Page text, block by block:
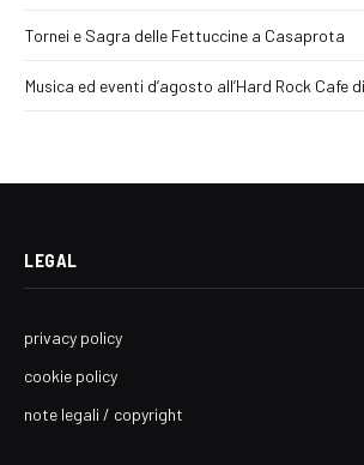
Tornei e Sagra delle Fettuccine a Casaprota
Musica ed eventi d’agosto all’Hard Rock Cafe
LEGAL
privacy policy
cookie policy
note legali / copyright